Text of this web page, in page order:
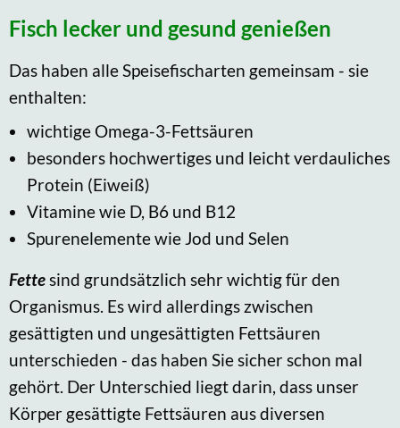
Fisch lecker und gesund genießen
Das haben alle Speisefischarten gemeinsam - sie
enthalten:
wichtige Omega-3-Fettsäuren
besonders hochwertiges und leicht verdauliches
Protein (Eiweiß)
Vitamine wie D, B6 und B12
Spurenelemente wie Jod und Selen
Fettesind grundsätzlich sehr wichtig für den
Organismus. Es wird allerdings zwischen
gesättigten und ungesättigten Fettsäuren
unterschieden - das haben Sie sicher schon mal
gehört. Der Unterschied liegt darin, dass unser
Körper gesättigte Fettsäuren aus diversen